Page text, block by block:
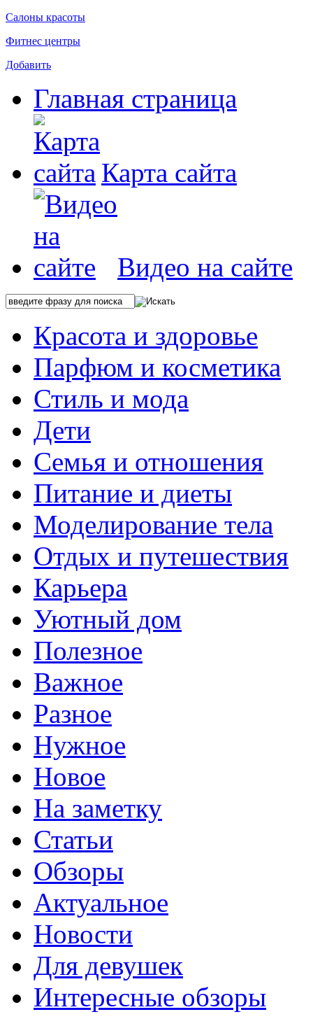
Салоны красоты
Фитнес центры
Добавить
Главная страница
Карта сайта
Видео на сайте
Красота и здоровье
Парфюм и косметика
Стиль и мода
Дети
Семья и отношения
Питание и диеты
Моделирование тела
Отдых и путешествия
Карьера
Уютный дом
Полезное
Важное
Разное
Нужное
Новое
На заметку
Статьи
Обзоры
Актуальное
Новости
Для девушек
Интересные обзоры